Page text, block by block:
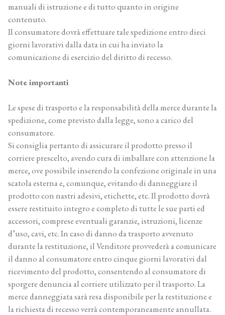
manuali di istruzione e di tutto quanto in origine
contenuto.
Il consumatore dovrà effettuare tale spedizione entro dieci
giorni lavorativi dalla data in cui ha inviato la
comunicazione di esercizio del diritto di recesso.
Note importanti
Le spese di trasporto e la responsabilità della merce durante la
spedizione, come previsto dalla legge, sono a carico del
consumatore.
Si consiglia pertanto di assicurare il prodotto presso il
corriere prescelto, avendo cura di imballare con attenzione la
merce, ove possibile inserendo la confezione originale in una
scatola esterna e, comunque, evitando di danneggiare il
prodotto con nastri adesivi, etichette, etc. Il prodotto dovrà
essere restituito integro e completo di tutte le sue parti ed
accessori, comprese eventuali garanzie, istruzioni, licenze
d’uso, cavi, etc. In caso di danno da trasporto avvenuto
durante la restituzione, il Venditore provvederà a comunicare
il danno al consumatore entro cinque giorni lavorativi dal
ricevimento del prodotto, consentendo al consumatore di
sporgere denuncia al corriere utilizzato per il trasporto. La
merce danneggiata sarà resa disponibile per la restituzione e
la richiesta di recesso verrà contemporaneamente annullata.